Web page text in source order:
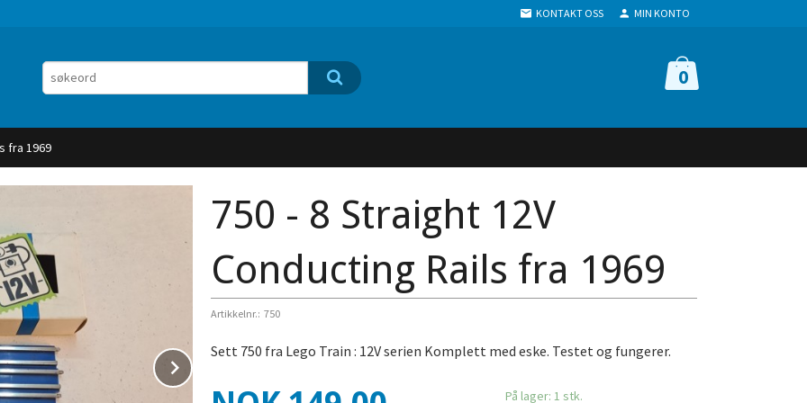
KONTAKT OSS MIN KONTO
0
fra 1969
Next
750 - 8 Straight 12V
Conducting Rails fra 1969
Artikkelnr.: 750
Sett 750 fra Lego Train : 12V serien Komplett med eske. Testet og fungerer.
På lager: 1 stk.